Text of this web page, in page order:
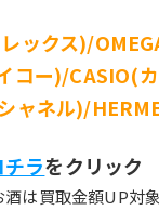
ックス)/
コー)/CASIO(
ャネル)/
ラをクリック
は買取金額UP対